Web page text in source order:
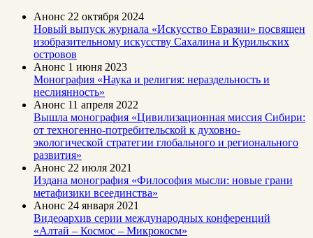
Анонс 22 октября 2024
Новый выпуск журнала «Искусство Евразии» посвящен
изобразительному искусству Сахалина и Курильских
островов
Анонс 1 июня 2023
Монография «Наука и религия: нераздельность и
неслиянность»
Анонс 11 апреля 2022
Вышла монография «Цивилизационная миссия Сибири:
от техногенно-потребительской к духовно-
экологической стратегии глобального и регионального
развития»
Анонс 22 июля 2021
Издана монография «Философия мысли: новые грани
метафизики всеединства»
Анонс 24 января 2021
Видеоархив серии международных конференций
«Алтай – Космос – Микрокосм»